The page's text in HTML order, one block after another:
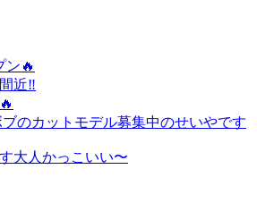
ン🔥
近‼️
のカットモデル募集中のせいやです
大人かっこいい〜